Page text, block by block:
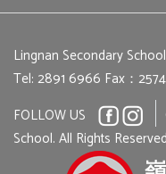
Lingnan Secondary
Tel: 2891 6966 Fax：
FOLLOW US
School. All Rights